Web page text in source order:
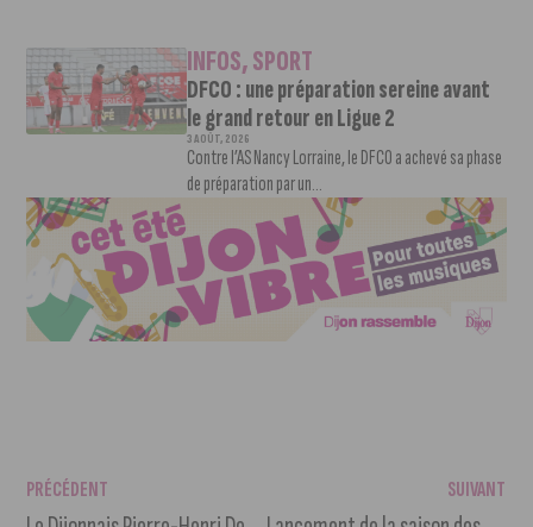
INFOS,SPORT
DFCO : une préparation sereine avant
le grand retour en Ligue 2
3 AOÛT, 2026
Contre l’AS Nancy Lorraine, le DFCO a achevé sa phase
de préparation par un...
PRÉCÉDENT SUIVANT